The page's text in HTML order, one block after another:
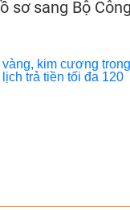
sơ sang Bộ